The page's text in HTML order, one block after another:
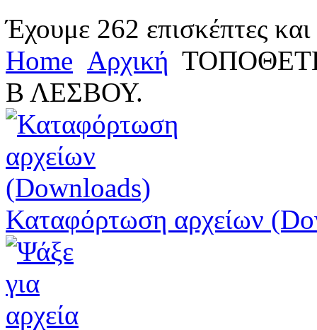
Έχουμε 262 επισκέπτες
Home Αρχική
Β ΛΕΣΒΟΥ.
Καταφόρτωση αρχείων